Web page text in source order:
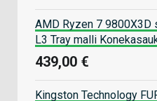
AMD Ryzen 7 9800X3D
L3 Tray malli
439,00 €
Kingston Technology